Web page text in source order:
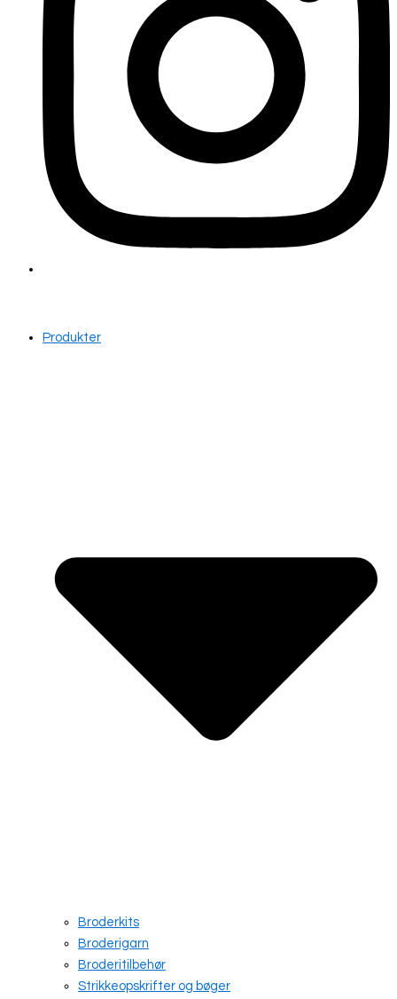
Produkter
Broderkits
Broderigarn
Broderitilbehør
Strikkeopskrifter og bøger